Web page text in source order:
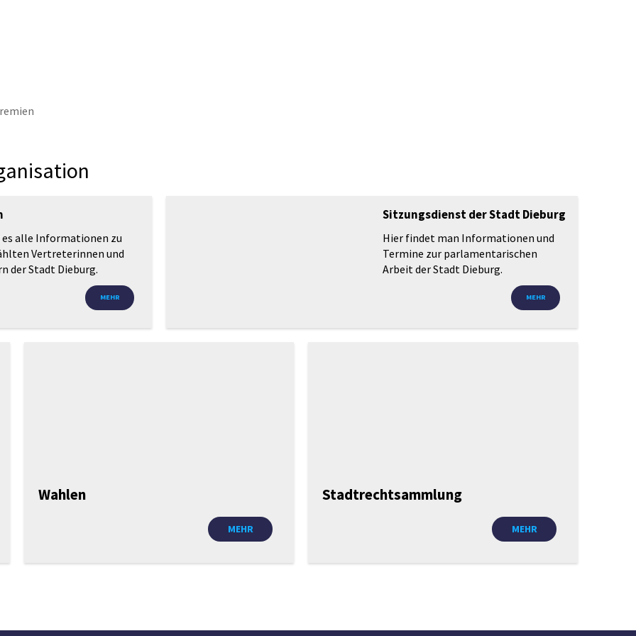
alle Informationen zu
Vertreterinnen und
der Stadt Dieburg.
MEHR
Sitzungsdienst der Stadt Dieburg
Hier findet man Informationen und
Termine zur parlamentarischen
Arbeit der Stadt Dieburg.
MEHR
Wahlen
MEHR
Stadtrechtsammlung
MEHR